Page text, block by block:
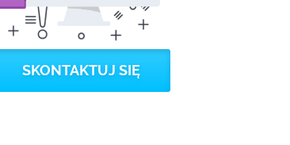
SKONTAKTUJ SIĘ